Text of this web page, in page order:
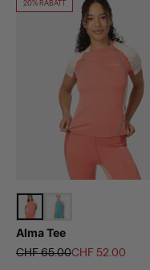
20% RABATT
Alma Tee
Regulärer Preis
CHF 65.00Angebot
CHF 52.00